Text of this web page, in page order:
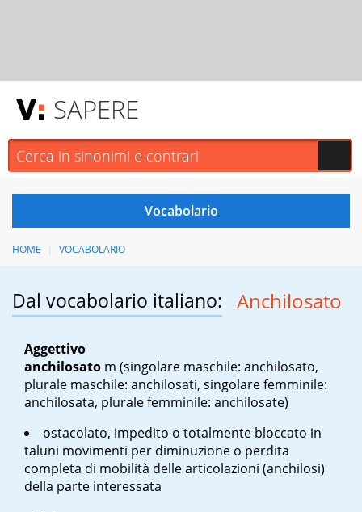
SAPERE
HOME VOCABOLARIO
Dal vocabolario italiano: Anchilosato
Aggettivo
anchilosato m (singolare maschile: anchilosato,
plurale maschile: anchilosati, singolare femminile:
anchilosata, plurale femminile: anchilosate)
ostacolato, impedito o totalmente bloccato in
taluni movimenti per diminuzione o perdita
completa di mobilità delle articolazioni (anchilosi)
della parte interessata